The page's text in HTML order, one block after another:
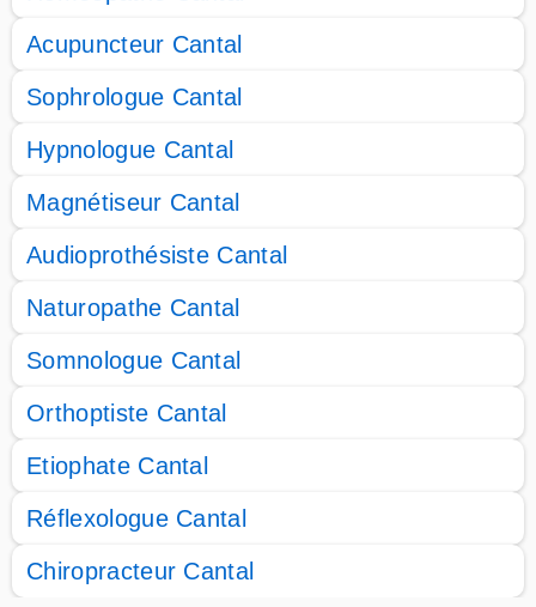
Acupuncteur Cantal
Sophrologue Cantal
Hypnologue Cantal
Magnétiseur Cantal
Audioprothésiste Cantal
Naturopathe Cantal
Somnologue Cantal
Orthoptiste Cantal
Etiophate Cantal
Réflexologue Cantal
Chiropracteur Cantal